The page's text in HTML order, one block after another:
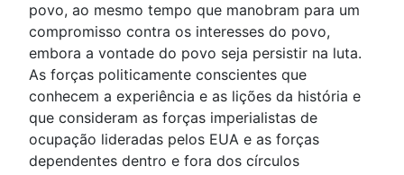
povo, ao mesmo tempo que manobram para um
compromisso contra os interesses do povo,
embora a vontade do povo seja persistir na luta.
As forças politicamente conscientes que
conhecem a experiência e as lições da história e
que consideram as forças imperialistas de
ocupação lideradas pelos EUA e as forças
dependentes dentro e fora dos círculos